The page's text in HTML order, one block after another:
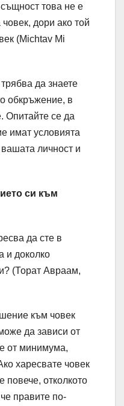
това не е
дори ако той
(Michtav Mi
да знаете
обкръжение, в
Опитайте се да
имат условията
личност и
си към
да сте в
и доколко
(Торат Авраам,
към човек
да зависи от
от минимума,
харесвате човек
повече, отколкото
правите по-